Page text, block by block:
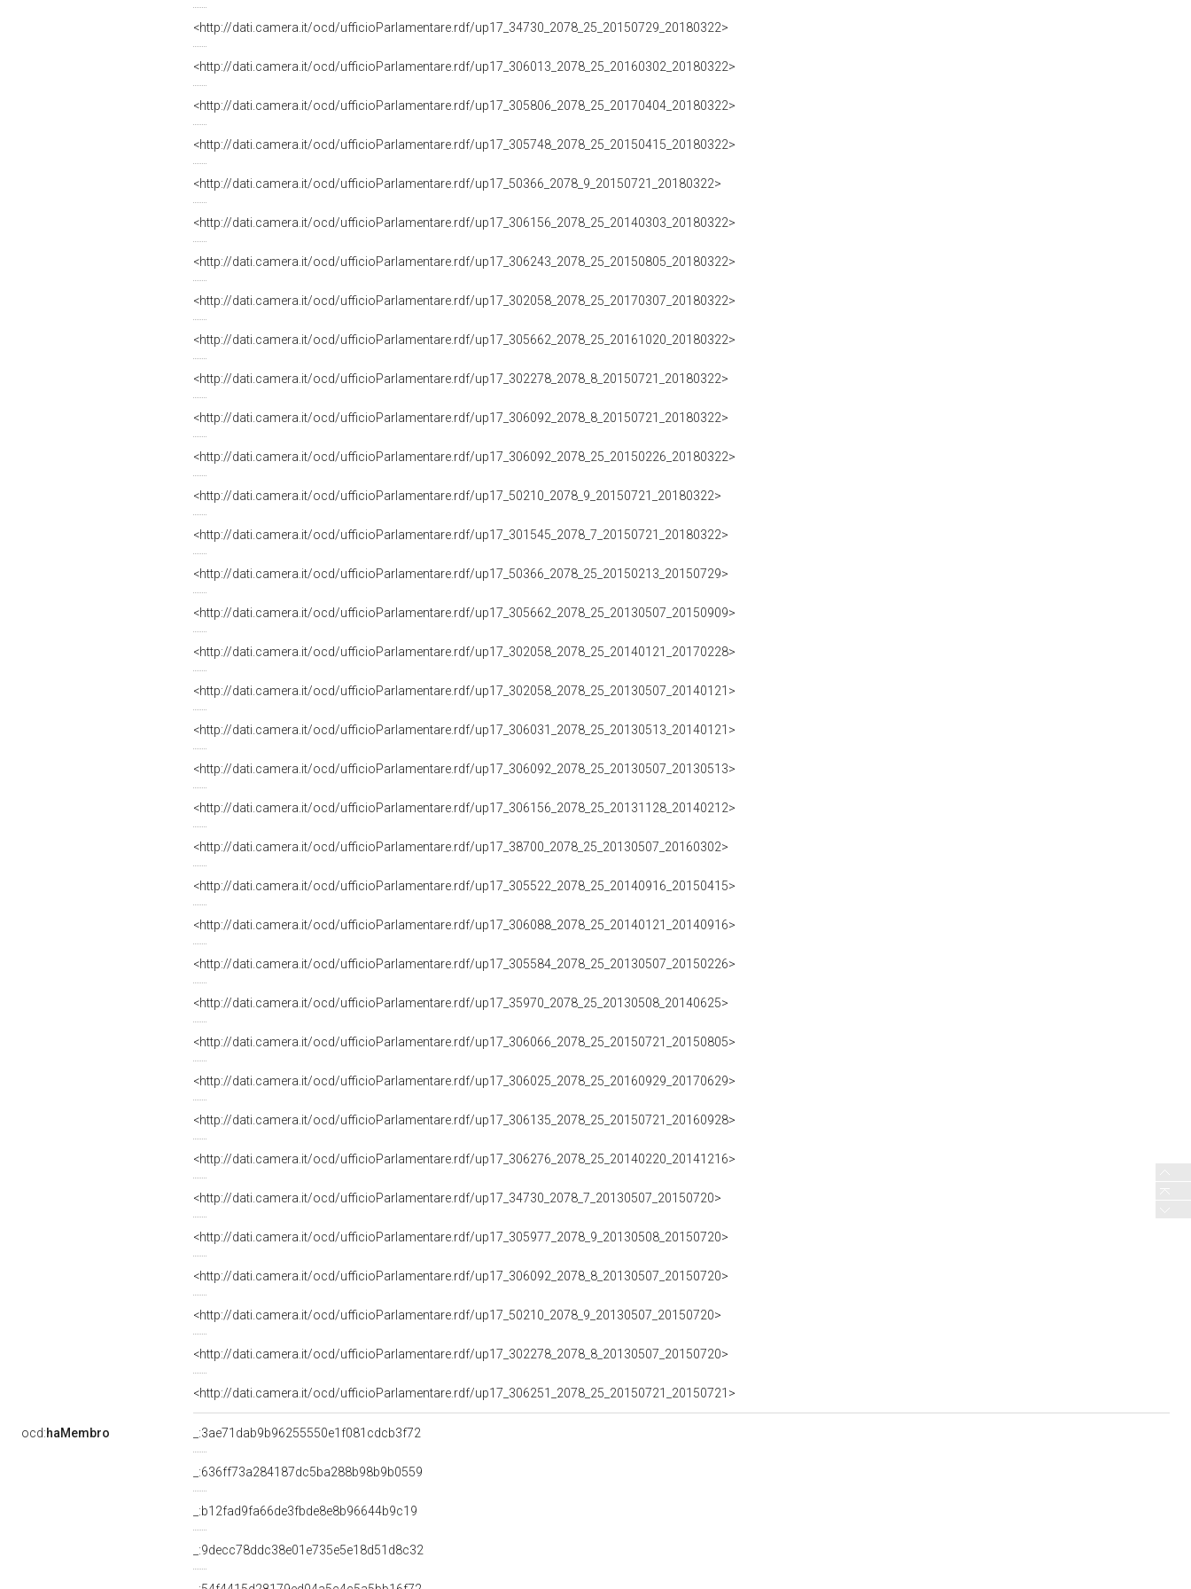
CAPOGRUPPO di IV COMMISSIONE (DIFESA), GAETANO NASTRI (07.05.2013-02.02.2017)
<http://dati.camera.it/ocd/ufficioParlamentare.rdf/up17_34730_2078_25_20150729_20180322>
CAPOGRUPPO di IV COMMISSIONE (DIFESA), ELIO VITO (29.07.2015-22.03.2018)
<http://dati.camera.it/ocd/ufficioParlamentare.rdf/up17_306013_2078_25_20160302_20180322>
CAPOGRUPPO di IV COMMISSIONE (DIFESA), STEFANO FASSINA (04.04.2017-22.03.2018)
<http://dati.camera.it/ocd/ufficioParlamentare.rdf/up17_305748_2078_25_20150415_20180322>
SEGRETARIO di IV COMMISSIONE (DIFESA), ELIO MASSIMO PALMIZIO (21.07.2015-22.03.2018)
<http://dati.camera.it/ocd/ufficioParlamentare.rdf/up17_306156_2078_25_20140303_20180322>
CAPOGRUPPO di IV COMMISSIONE (DIFESA), ROSANNA SCOPELLITI (03.03.2014-22.03.2018)
<http://dati.camera.it/ocd/ufficioParlamentare.rdf/up17_306243_2078_25_20150805_20180322>
CAPOGRUPPO di IV COMMISSIONE (DIFESA), MARIO CARUSO (05.08.2015-22.03.2018)
<http://dati.camera.it/ocd/ufficioParlamentare.rdf/up17_302058_2078_25_20170307_20180322>
CAPOGRUPPO di IV COMMISSIONE (DIFESA), DONATELLA DURANTI (07.03.2017-22.03.2018)
<http://dati.camera.it/ocd/ufficioParlamentare.rdf/up17_305662_2078_25_20161020_20180322>
CAPOGRUPPO di IV COMMISSIONE (DIFESA), MARCO MARCOLIN (20.10.2016-22.03.2018)
<http://dati.camera.it/ocd/ufficioParlamentare.rdf/up17_302278_2078_8_20150721_20180322>
VICEPRESIDENTE di IV COMMISSIONE (DIFESA), MASSIMO ARTINI (21.07.2015-22.03.2018)
<http://dati.camera.it/ocd/ufficioParlamentare.rdf/up17_306092_2078_25_20150226_20180322>
CAPOGRUPPO di IV COMMISSIONE (DIFESA), MASSIMO ARTINI (26.02.2015-22.03.2018)
<http://dati.camera.it/ocd/ufficioParlamentare.rdf/up17_50210_2078_9_20150721_20180322>
PRESIDENTE di IV COMMISSIONE (DIFESA), FRANCESCO SAVERIO GAROFANI (21.07.2015-22.03.2018)
<http://dati.camera.it/ocd/ufficioParlamentare.rdf/up17_50366_2078_25_20150213_20150729>
CAPOGRUPPO di IV COMMISSIONE (DIFESA), MARCO MARCOLIN (07.05.2013-09.09.2015)
<http://dati.camera.it/ocd/ufficioParlamentare.rdf/up17_302058_2078_25_20140121_20170228>
CAPOGRUPPO di IV COMMISSIONE (DIFESA), DONATELLA DURANTI (21.01.2014-28.02.2017)
<http://dati.camera.it/ocd/ufficioParlamentare.rdf/up17_302058_2078_25_20130507_20140121>
CAPOGRUPPO di IV COMMISSIONE (DIFESA), DONATELLA DURANTI (07.05.2013-21.01.2014)
<http://dati.camera.it/ocd/ufficioParlamentare.rdf/up17_306031_2078_25_20130513_20140121>
CAPOGRUPPO di IV COMMISSIONE (DIFESA), EMANUELA CORDA (13.05.2013-21.01.2014)
<http://dati.camera.it/ocd/ufficioParlamentare.rdf/up17_306092_2078_25_20130507_20130513>
CAPOGRUPPO di IV COMMISSIONE (DIFESA), MASSIMO ARTINI (07.05.2013-13.05.2013)
<http://dati.camera.it/ocd/ufficioParlamentare.rdf/up17_306156_2078_25_20131128_20140212>
CAPOGRUPPO di IV COMMISSIONE (DIFESA), GIAN PIERO SCANU (07.05.2013-02.03.2016)
<http://dati.camera.it/ocd/ufficioParlamentare.rdf/up17_305522_2078_25_20140916_20150415>
CAPOGRUPPO di IV COMMISSIONE (DIFESA), TATIANA BASILIO (16.09.2014-15.04.2015)
<http://dati.camera.it/ocd/ufficioParlamentare.rdf/up17_306088_2078_25_20140121_20140916>
CAPOGRUPPO di IV COMMISSIONE (DIFESA), MAURO OTTOBRE (07.05.2013-26.02.2015)
<http://dati.camera.it/ocd/ufficioParlamentare.rdf/up17_35970_2078_25_20130508_20140625>
CAPOGRUPPO di IV COMMISSIONE (DIFESA), SALVATORE CICU (08.05.2013-25.06.2014)
<http://dati.camera.it/ocd/ufficioParlamentare.rdf/up17_306066_2078_25_20150721_20150805>